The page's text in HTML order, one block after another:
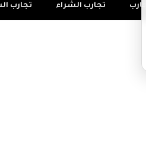
تجارب الشراء تجارب